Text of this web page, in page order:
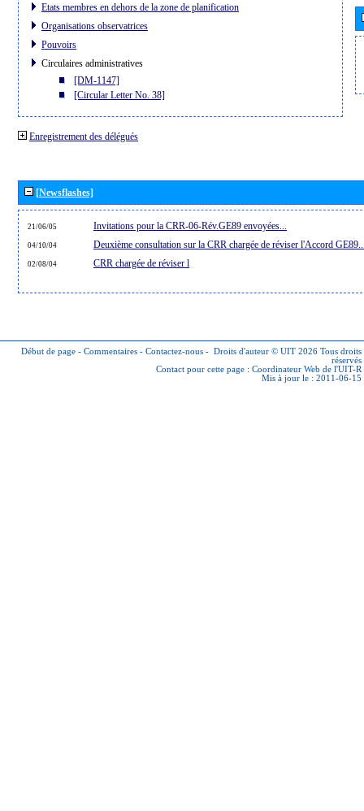
Etats membres en dehors de la zone de planification
Organisations observatrices
Pouvoirs
Circulaires administratives
[DM-1147]
[Circular Letter No. 38]
Enregistrement des délégués
[Newsflashes]
21/06/05 Invitations pour la CRR-06-Rév.GE89 envoyées...
04/10/04 Deuxième consultation sur la CRR chargée de réviser l'Accord
02/08/04 CRR chargée de réviser l
Début de page - Commentaires - Contactez-nous - Droits d'auteur © UIT 2026 Tous droits
réservés
Contact pour cette page : Coordinateur Web de l'UIT-R
Mis à jour le : 2011-06-15